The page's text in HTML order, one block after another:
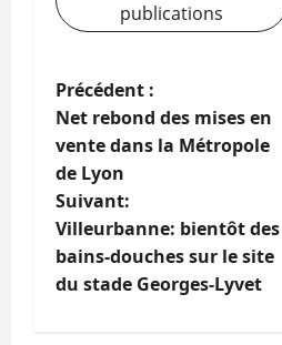
publications
N
a
v
i
g
Précédent :
Net rebond des mises en
vente dans la Métropole
de Lyon
Suivant:
Villeurbanne: bientôt des
bains-douches sur le site
du stade Georges-Lyvet